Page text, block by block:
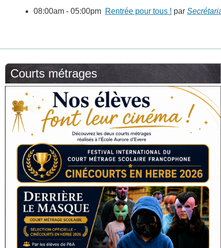
08:00am - 05:00pm Rentrée pour tous ! par
Courts métrages